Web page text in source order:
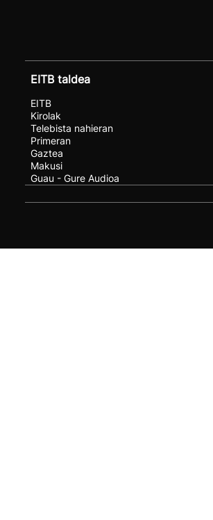
EITB taldea
EITB
Kirolak
Telebista nahieran
Primeran
Gaztea
Makusi
Guau - Gure Audioa